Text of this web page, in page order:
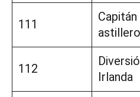
111
Capitán
astillero
112
Irlanda